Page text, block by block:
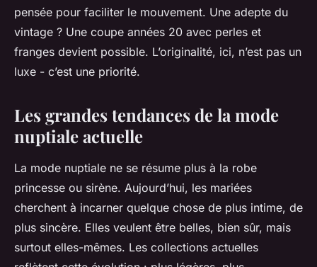
pensée pour faciliter le mouvement. Une adepte du
vintage ? Une coupe années 20 avec perles et
franges devient possible. L’originalité, ici, n’est pas un
luxe - c’est une priorité.
Les grandes tendances de la mode
nuptiale actuelle
La mode nuptiale ne se résume plus à la robe
princesse ou sirène. Aujourd’hui, les mariées
cherchent à incarner quelque chose de plus intime, de
plus sincère. Elles veulent être belles, bien sûr, mais
surtout elles-mêmes. Les collections actuelles